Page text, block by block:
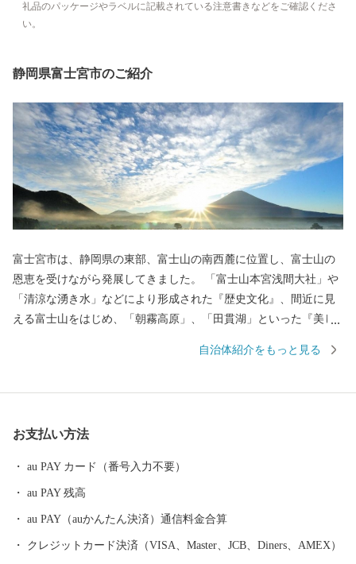
礼品のパッケージやラベルに記載されている注意書きなどをご確認くださ
い。
静岡県富士宮市のご紹介
富士宮市は、静岡県の東部、富士山の南西麓に位置し、富士山の
恩恵を受けながら発展してきました。 「富士山本宮浅間大社」や
「清涼な湧き水」などにより形成された『歴史文化』、間近に見
える富士山をはじめ、「朝霧高原」、「田貫湖」といった『美し
て生産された農産物、ニジマス、日本酒といった『美食』など、
育まれた歴史文化を体感できます。 市の北部にある朝霧高原で
の他にも、パラグライダー、E-BIKEなどのアクティビティを楽し
むことができます。 ぜひ富士宮市へ足を運んでいただき、魅力を
感じていただけたら幸いです。
自治体紹介をもっと見る
お支払い方法
au PAY カード（番号入力不要）
au PAY 残高
au PAY（auかんたん決済）通信料金合算
クレジットカード決済（VISA、Master、JCB、Diners、AMEX）